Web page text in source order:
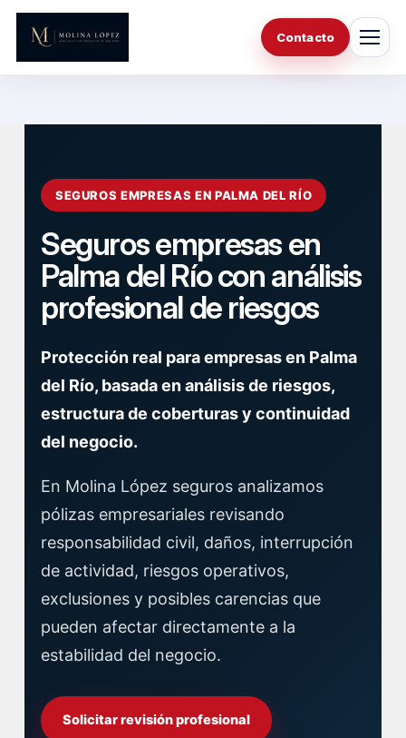
Saltar
contenido
Contacto
SEGUROS EMPRESAS EN PALMA DEL RÍO
Seguros empresas en
Palma del Río con análisis
profesional de riesgos
Protección real para empresas en Palma
del Río, basada en análisis de riesgos,
estructura de coberturas y continuidad
del negocio.
En Molina López seguros analizamos
pólizas empresariales revisando
responsabilidad civil, daños, interrupción
de actividad, riesgos operativos,
exclusiones y posibles carencias que
pueden afectar directamente a la
estabilidad del negocio.
Solicitar revisión profesional